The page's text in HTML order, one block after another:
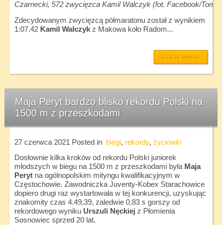
Czarnecki, 572 zwycięzca Kamil Walczyk (fot. Facebook/
Zdecydowanym zwycięzcą półmaratonu został z wynikiem
1:07.42 Kamil Walczykz Makowa koło Radom...
Czytaj więcej
Maja Peryt bardzo blisko rekordu Polski na
1500 m z przeszkodami
27 czerwca 2021 Posted in biegi, rekordy, życiówki
Dosłownie kilka kroków od rekordu Polski juniorek
młodszych w biegu na 1500 m z przeszkodami była Maja
Perytna ogólnopolskim mityngu kwalifikacyjnym w
Częstochowie. Zawodniczka Juventy-Kobex Starachowice
dopiero drugi raz wystartowała w tej konkurencji, uzyskując
znakomity czas 4.49,39, zaledwie 0,83 s gorszy od
rekordowego wyniku Urszuli Nęckiej z Płomienia
Sosnowiec sprzed 20 lat.